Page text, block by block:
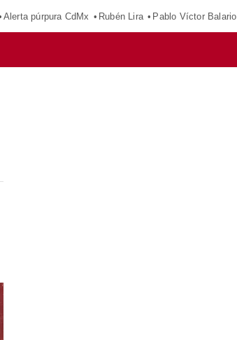
Alerta púrpura CdMx Rubén Lira Pablo Víctor Balario